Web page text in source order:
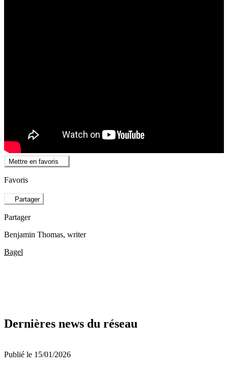
Mettre en favoris
Favoris
Partager
Partager
Benjamin Thomas, writer
Bagel
Dernières news du réseau
Publié le 15/01/2026